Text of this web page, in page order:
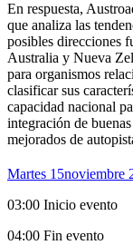
En respuesta,
que analiza las
posibles direcciones
Australia y Nueva
para organismos
clasificar sus
capacidad nacional
integración de
mejorados de
Martes 15Noviembre
03:00 Inicio evento
04:00 Fin evento